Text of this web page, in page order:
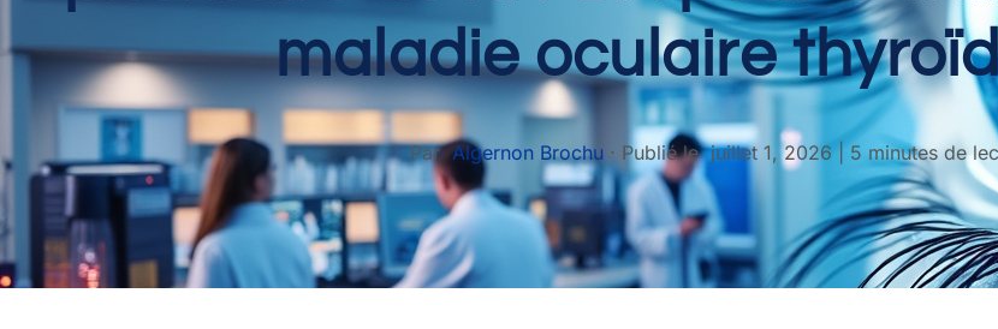
maladie oculaire
ParAlgernon Brochu · Publié lejuillet 1, 2026 5 minutes de